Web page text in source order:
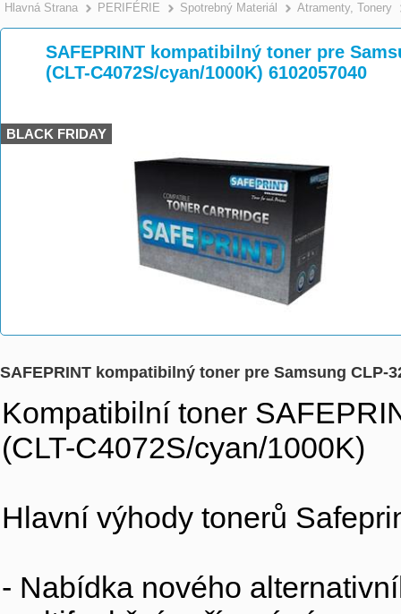
Hlavná Strana >
PERIFÉRIE >
Spotrebný Materiál >
Atramenty, Tonery
SAFEPRINT kompatibilný toner pre
(CLT-C4072S/cyan/1000K) 6102057040
BLACK FRIDAY
SAFEPRINT kompatibilný toner pre Samsung CLP-
Kompatibilní toner
(CLT-C4072S/cyan/1000K)
Hlavní výhody tonerů
- Nabídka nového